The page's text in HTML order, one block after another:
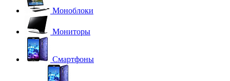
Моноблоки
Мониторы
Смартфоны